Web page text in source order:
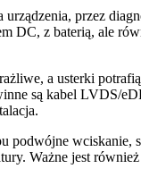
przez
DC, z baterią, ale
a usterki
są kabel LVDS/
podwójne
Ważne jest